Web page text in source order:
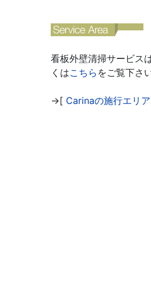
看板外壁清掃サービス
くはこちら をご覧下さい
→[ Carinaの施行エリア